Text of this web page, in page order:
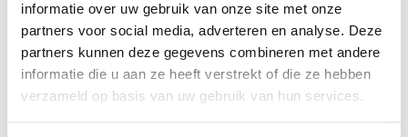
informatie over uw gebruik van onze site met onze
partners voor social media, adverteren en analyse. Deze
partners kunnen deze gegevens combineren met andere
informatie die u aan ze heeft verstrekt of die ze hebben
verzameld op basis van uw gebruik van hun services.